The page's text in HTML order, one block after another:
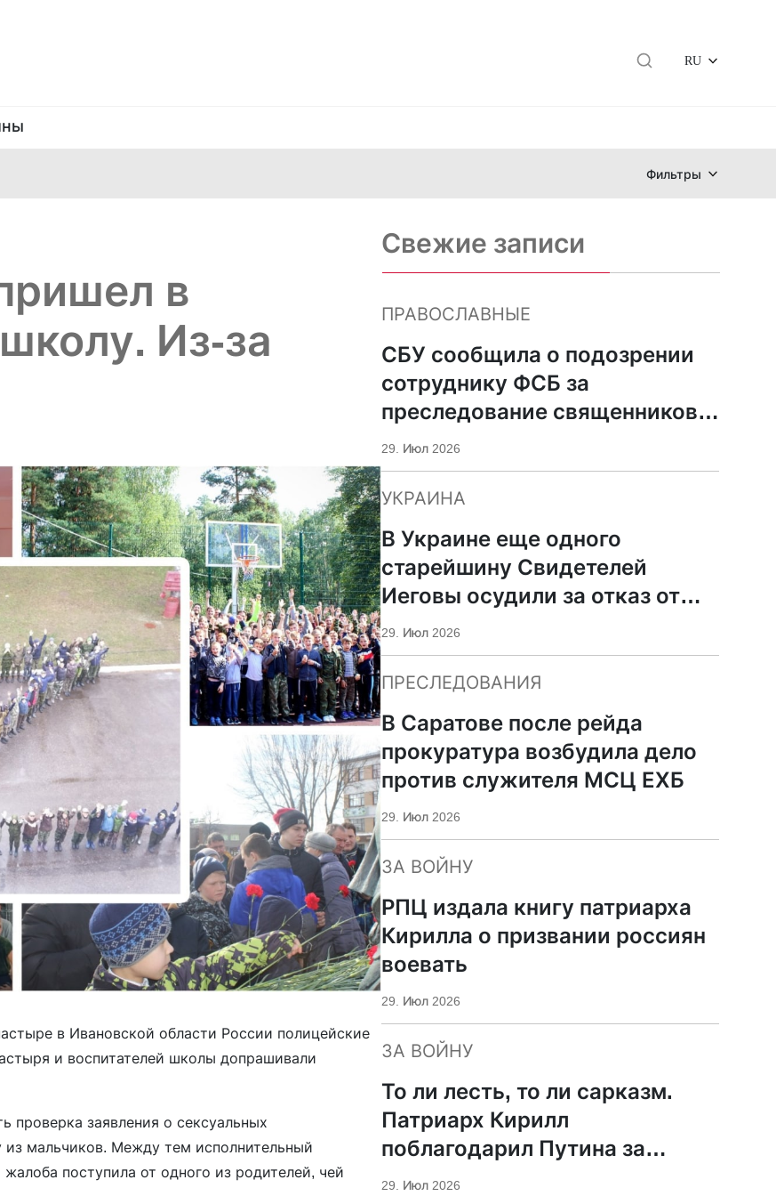
RU
Фильтры
в
Из-за
в Ивановской области России полицейские
и воспитателей школы допрашивали
проверка заявления о сексуальных
мальчиков. Между тем исполнительный
поступила от одного из родителей, чей
Свежие записи
ПРАВОСЛАВНЫЕ
СБУ сообщила о подозрении
сотруднику ФСБ за
преследование священников
ПЦУ
29. Июл 2026
УКРАИНА
В Украине еще одного
старейшину Свидетелей
Иеговы осудили за отказ от
мобилизации
29. Июл 2026
ПРЕСЛЕДОВАНИЯ
В Саратове после рейда
прокуратура возбудила дело
против служителя МСЦ ЕХБ
29. Июл 2026
ЗА ВОЙНУ
РПЦ издала книгу патриарха
Кирилла о призвании россиян
воевать
29. Июл 2026
ЗА ВОЙНУ
То ли лесть, то ли сарказм.
Патриарх Кирилл
поблагодарил Путина за
защиту суверенитета и
29. Июл 2026